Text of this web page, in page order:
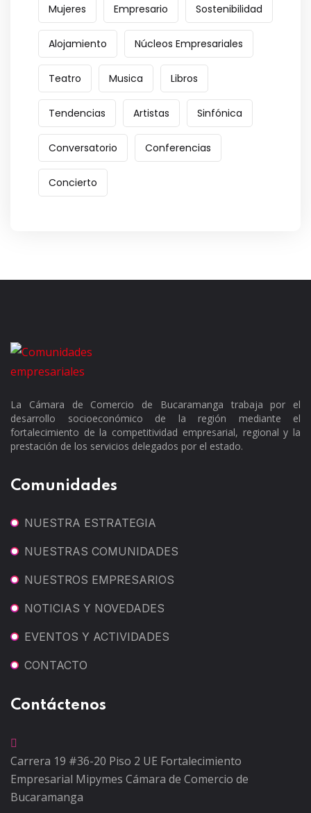
Mujeres Empresario Sostenibilidad
Alojamiento Núcleos Empresariales
Teatro Musica Libros
Tendencias Artistas Sinfónica
Conversatorio Conferencias
Concierto
La Cámara de Comercio de Bucaramanga trabaja por el
desarrollo socioeconómico de la región mediante el
fortalecimiento de la competitividad empresarial, regional y la
prestación de los servicios delegados por el estado.
Comunidades
NUESTRA ESTRATEGIA
NUESTRAS COMUNIDADES
NUESTROS EMPRESARIOS
NOTICIAS Y NOVEDADES
EVENTOS Y ACTIVIDADES
CONTACTO
Contáctenos
Carrera 19 #36-20 Piso 2 UE Fortalecimiento
Empresarial Mipymes Cámara de Comercio de
Bucaramanga